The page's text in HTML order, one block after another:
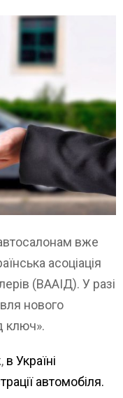
вже
асоціація
(ВААІД). У разі
нового
ключ».
в Україні
автомобіля.